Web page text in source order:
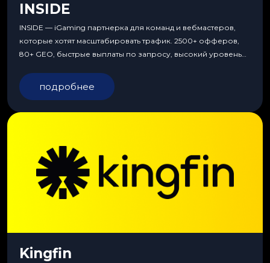
INSIDE
INSIDE — iGaming партнерка для команд и вебмастеров,
которые хотят масштабировать трафик. 2500+ офферов,
80+ GEO, быстрые выплаты по запросу, высокий уровень
подробнее
Kingfin